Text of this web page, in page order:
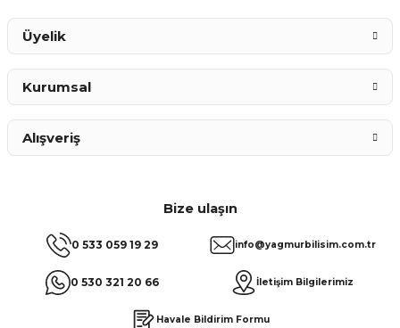
Bize ulaşın
0 533 059 19 29
0 530 321 20 66
info@yagmurbilisim.com.tr
İletişim Bilgilerimiz
Havale Bildirim Formu
Üyelik
Kurumsal
Alışveriş